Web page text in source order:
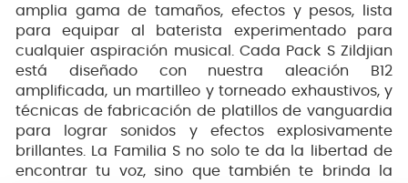
amplia gama de tamaños, efectos y pesos, lista
para equipar al baterista experimentado para
cualquier aspiración musical. Cada Pack S Zildjian
está diseñado con nuestra aleación B12
amplificada, un martilleo y torneado exhaustivos, y
técnicas de fabricación de platillos de vanguardia
para lograr sonidos y efectos explosivamente
brillantes. La Familia S no solo te da la libertad de
encontrar tu voz, sino que también te brinda la